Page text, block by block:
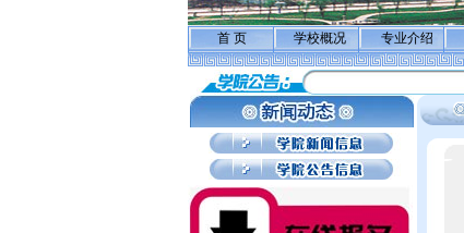
首 页 学校概况 专业介绍